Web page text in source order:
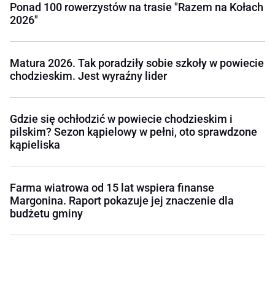
Ponad 100 rowerzystów na trasie "Razem na Kołach
2026"
Matura 2026. Tak poradziły sobie szkoły w powiecie
chodzieskim. Jest wyraźny lider
Gdzie się ochłodzić w powiecie chodzieskim i
pilskim? Sezon kąpielowy w pełni, oto sprawdzone
kąpieliska
Farma wiatrowa od 15 lat wspiera finanse
Margonina. Raport pokazuje jej znaczenie dla
budżetu gminy